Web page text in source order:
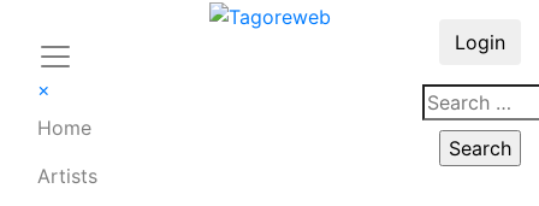
×
Home
Artists
Login